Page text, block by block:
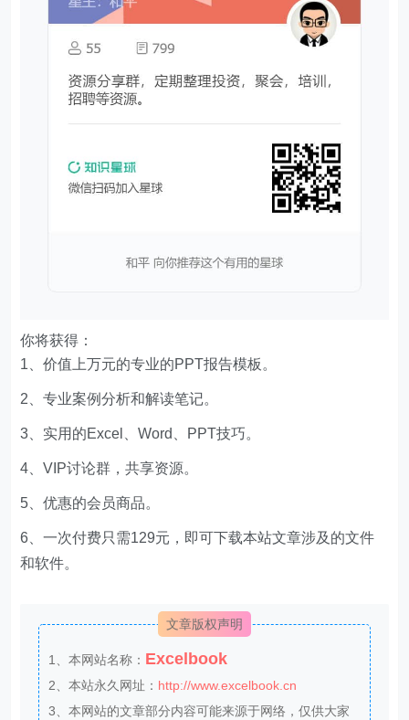
你将获得：
1、价值上万元的专业的PPT报告模板。
2、专业案例分析和解读笔记。
3、实用的Excel、Word、PPT技巧。
4、VIP讨论群，共享资源。
5、优惠的会员商品。
6、一次付费只需129元，即可下载本站文章涉及的文件
和软件。
文章版权声明
1、本网站名称： Excelbook
2、本站永久网址： http://www.excelbook.cn
3、本网站的文章部分内容可能来源于网络，仅供大家